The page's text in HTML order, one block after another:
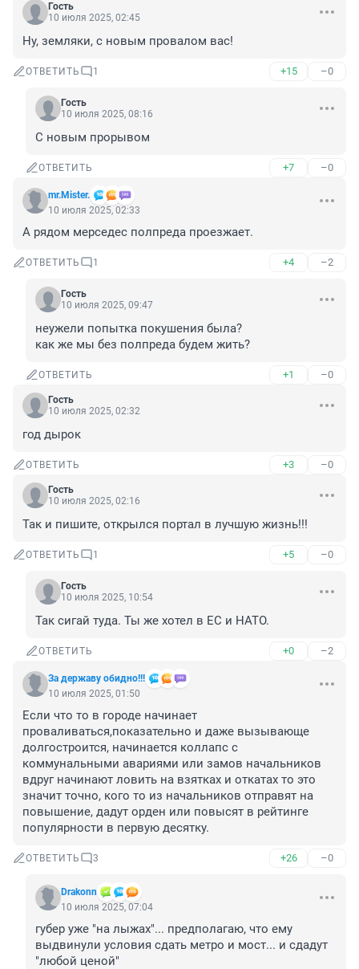
Гость
10 июля 2025, 02:45
Ну, земляки, с новым провалом вас!
ОТВЕТИТЬ 1 +15 –0
Гость
10 июля 2025, 08:16
С новым прорывом
ОТВЕТИТЬ +7 –0
mr.Mister.
10 июля 2025, 02:33
А рядом мерседес полпреда проезжает.
ОТВЕТИТЬ 1 +4 –2
Гость
10 июля 2025, 09:47
неужели попытка покушения была?
как же мы без полпреда будем жить?
ОТВЕТИТЬ +1 –0
Гость
10 июля 2025, 02:32
год дырок
ОТВЕТИТЬ +3 –0
Гость
10 июля 2025, 02:16
Так и пишите, открылся портал в лучшую жизнь!!!
ОТВЕТИТЬ 1 +5 –0
Гость
10 июля 2025, 10:54
Так сигай туда. Ты же хотел в ЕС и НАТО.
ОТВЕТИТЬ +0 –2
За державу обидно!!!
10 июля 2025, 01:50
Если что то в городе начинает
проваливаться,показательно и даже вызывающе
долгостроится, начинается коллапс с
коммунальными авариями или замов начальников
вдруг начинают ловить на взятках и откатах то это
значит точно, кого то из начальников отправят на
повышение, дадут орден или повысят в рейтинге
популярности в первую десятку.
ОТВЕТИТЬ 3 +26 –0
Drakonn
10 июля 2025, 07:04
губер уже "на лыжах"... предполагаю, что ему
выдвинули условия сдать метро и мост... и сдадут
"любой ценой"